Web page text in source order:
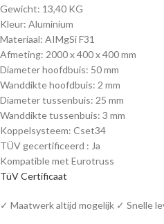
Gewicht: 13,40 KG
Kleur: Aluminium
Materiaal: AIMgSi F31
Afmeting: 2000 x 400 x 400 mm
Diameter hoofdbuis: 50 mm
Wanddikte hoofdbuis: 2 mm
Diameter tussenbuis: 25 mm
Wanddikte tussenbuis: 3 mm
Koppelsysteem: Cset34
TÜV gecertificeerd : Ja
Kompatible met Eurotruss
TüV Certificaat
✓ Maatwerk altijd mogelijk ✓ Snelle